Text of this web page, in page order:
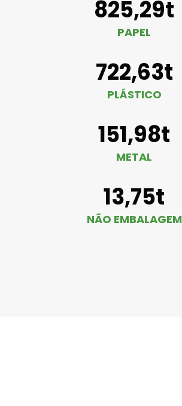
825,29t
PAPEL
722,63t
PLÁSTICO
151,98t
METAL
13,75t
NÃO EMBALAGEM